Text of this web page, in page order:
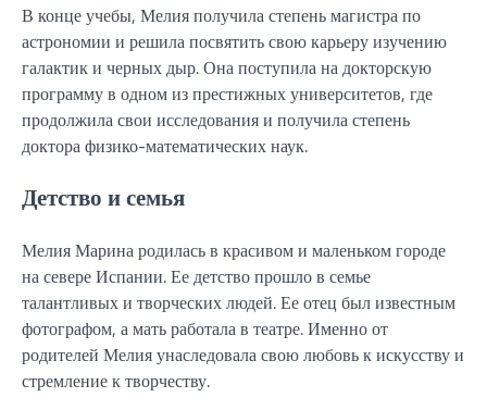
В конце учебы, Мелия получила степень магистра по
астрономии и решила посвятить свою карьеру изучению
галактик и черных дыр. Она поступила на докторскую
программу в одном из престижных университетов, где
продолжила свои исследования и получила степень
доктора физико-математических наук.
Детство и семья
Мелия Марина родилась в красивом и маленьком городе
на севере Испании. Ее детство прошло в семье
талантливых и творческих людей. Ее отец был известным
фотографом, а мать работала в театре. Именно от
родителей Мелия унаследовала свою любовь к искусству и
стремление к творчеству.